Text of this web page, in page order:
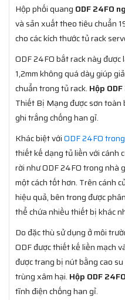
Hộp phối quang ODF 24FO
và sản xuất theo tiêu chuẩn
cho các kích thước tủ rack
ODF 24FO bắt rack này
1,2mm không quá dày giúp
chuẩn trong tủ rack. Hộp
Thiết Bị Mạng được sơn toàn
ghi trắng chống han gỉ.
Khác biệt vớiODF 24FO
thiết kế dạng tủ liền với cánh
rời như ODF 24FO trong nhà
một cách tốt hơn. Trên cánh
hiệu quả, bên trong được
thể chứa nhiều thiết bị khác
Do đặc thù sử dụng ở môi
ODF được thiết kế liền mạch
được trang bị nút bằng cao
trùng xâm hại. Hộp ODF
tĩnh điện chống han gỉ.